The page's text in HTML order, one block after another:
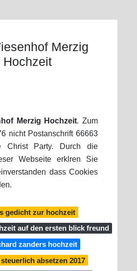
Merzig
Hochzeit
Merzig Hochzeit. Zum
nicht Postanschrift 66663
Christ Party. Durch die
Webseite erklren Sie
dass Cookies
gedicht zur hochzeit
auf den ersten blick freund
zanders hochzeit
absetzen 2017